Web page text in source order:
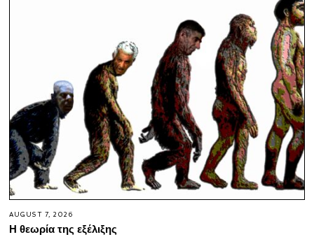
AUGUST 7, 2026
Η θεωρία της εξέλιξης